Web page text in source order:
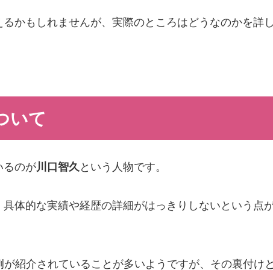
かもしれませんが、実際のところはどうなのかを詳し
いて
るのが川口智久 という人物です。
体的な実績や経歴の詳細がはっきりしないという点
紹介されていることが多いようですが、その裏付けと